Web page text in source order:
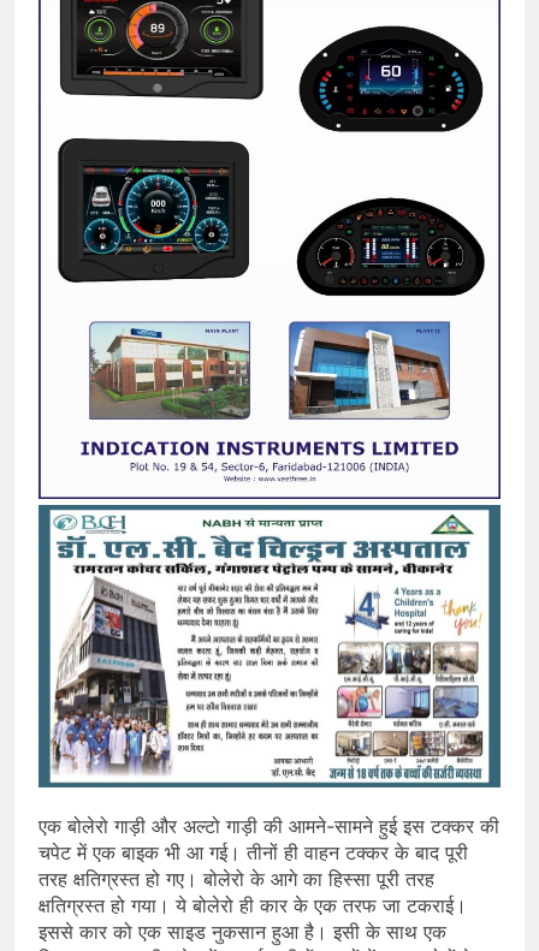
एक बोलेरो गाड़ी और अल्टो गाड़ी की आमने-सामने हुई इस टक्कर की
चपेट में एक बाइक भी आ गई। तीनों ही वाहन टक्कर के बाद पूरी
तरह क्षतिग्रस्त हो गए। बोलेरो के आगे का हिस्सा पूरी तरह
क्षतिग्रस्त हो गया। ये बोलेरो ही कार के एक तरफ जा टकराई।
इससे कार को एक साइड नुकसान हुआ है। इसी के साथ एक